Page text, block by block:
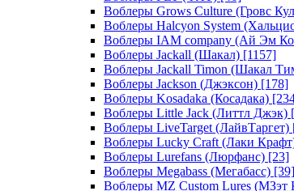
Воблеры Grows Culture (Гровс
Воблеры Halcyon System
Воблеры IAM company (Ай Эм
Воблеры Jackall (Шакал) [1157]
Воблеры Jackall Timon (Шакал
Воблеры Jackson (Джэксон) [178]
Воблеры Kosadaka (Косадака)
Воблеры Little Jack (Литтл Джэк)
Воблеры LiveTarget (ЛайвТаргет)
Воблеры Lucky Craft (Лаки
Воблеры Lurefans (Люрфанс) [23]
Воблеры Megabass (Мегабасс) [39]
Воблеры MZ Custom Lures (МЗэт